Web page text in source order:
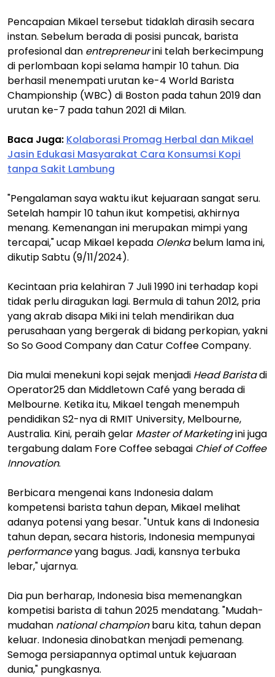
Pencapaian Mikael tersebut tidaklah dirasih secara
instan. Sebelum berada di posisi puncak, barista
profesional dan entrepreneurini telah berkecimpung
di perlombaan kopi selama hampir 10 tahun. Dia
berhasil menempati urutan ke-4 World Barista
Championship (WBC) di Boston pada tahun 2019 dan
urutan ke-7 pada tahun 2021 di Milan.
Baca Juga: Kolaborasi Promag Herbal dan Mikael
Jasin Edukasi Masyarakat Cara Konsumsi Kopi
tanpa Sakit Lambung
"Pengalaman saya waktu ikut kejuaraan sangat seru.
Setelah hampir 10 tahun ikut kompetisi, akhirnya
menang. Kemenangan ini merupakan mimpi yang
tercapai," ucap Mikael kepada Olenkabelum lama ini,
dikutip Sabtu (9/11/2024).
Kecintaan pria kelahiran 7 Juli 1990 ini terhadap kopi
tidak perlu diragukan lagi. Bermula di tahun 2012, pria
yang akrab disapa Miki ini telah mendirikan dua
perusahaan yang bergerak di bidang perkopian, yakni
So So Good Company dan Catur Coffee Company.
Dia mulai menekuni kopi sejak menjadi Head Baristadi
Operator25 dan Middletown Café yang berada di
Melbourne. Ketika itu, Mikael tengah menempuh
pendidikan S2-nya di RMIT University, Melbourne,
Australia. Kini, peraih gelar Master of Marketingini juga
tergabung dalam Fore Coffee sebagai Chief of Coffee
Innovation.
Berbicara mengenai kans Indonesia dalam
kompetensi barista tahun depan, Mikael melihat
adanya potensi yang besar. "Untuk kans di Indonesia
tahun depan, secara historis, Indonesia mempunyai
performanceyang bagus. Jadi, kansnya terbuka
lebar," ujarnya.
Dia pun berharap, Indonesia bisa memenangkan
kompetisi barista di tahun 2025 mendatang. "Mudah-
mudahan national championbaru kita, tahun depan
keluar. Indonesia dinobatkan menjadi pemenang.
Semoga persiapannya optimal untuk kejuaraan
dunia," pungkasnya.